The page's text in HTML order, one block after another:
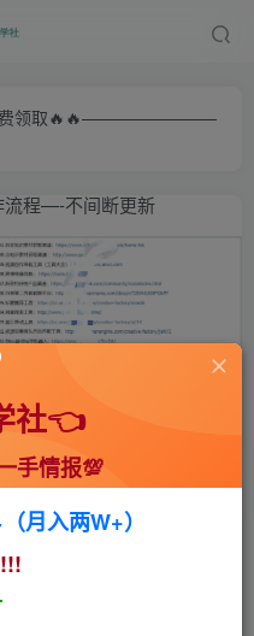
免费领取🔥🔥————————
流程—-不间断更新
+谈判，新手20倍
社👈
手情报💯
月入两W+）